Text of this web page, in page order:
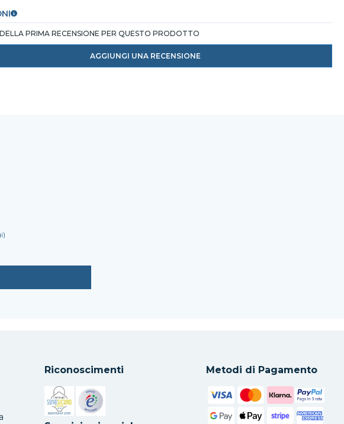
PRIMA RECENSIONE PER QUESTO PRODOTTO
AGGIUNGI UNA RECENSIONE
Riconoscimenti Metodi di Pagamento